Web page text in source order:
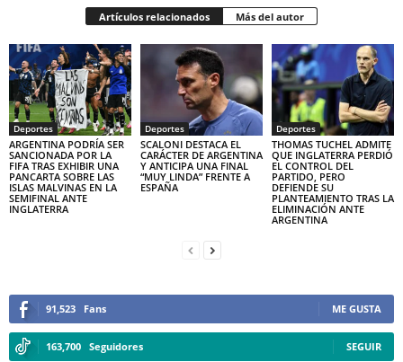
Artículos relacionados Más del autor
Deportes
ARGENTINA PODRÍA SER
SANCIONADA POR LA
FIFA TRAS EXHIBIR UNA
PANCARTA SOBRE LAS
ISLAS MALVINAS EN LA
SEMIFINAL ANTE
INGLATERRA
Deportes
SCALONI DESTACA EL
CARÁCTER DE ARGENTINA
Y ANTICIPA UNA FINAL
“MUY LINDA” FRENTE A
ESPAÑA
Deportes
THOMAS TUCHEL ADMITE
QUE INGLATERRA PERDIÓ
EL CONTROL DEL
PARTIDO, PERO
DEFIENDE SU
PLANTEAMIENTO TRAS LA
ELIMINACIÓN ANTE
ARGENTINA
91,523 Fans ME GUSTA
163,700 Seguidores SEGUIR